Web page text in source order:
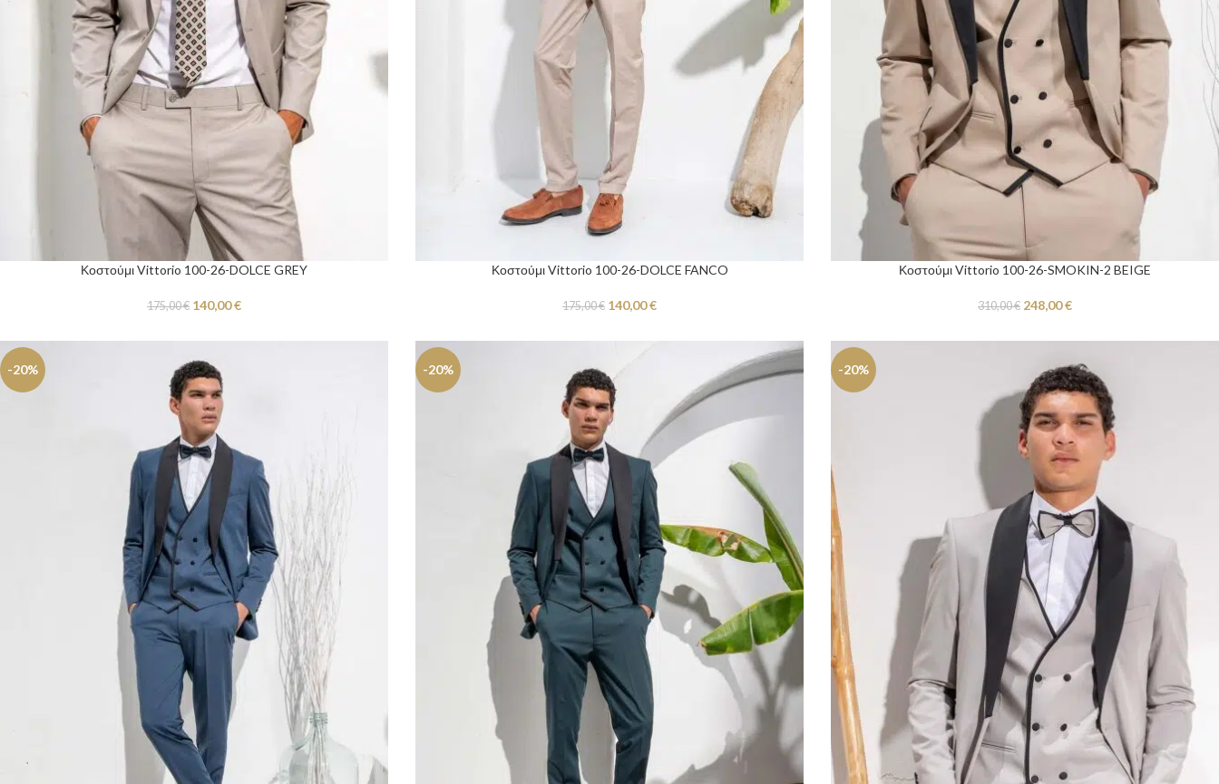
Κοστούμι Vittorio 100-26-DOLCE GREY
175,00€ 140,00€
Κοστούμι Vittorio 100-26-DOLCE FANCO
175,00€ 140,00€
Κοστούμι Vittorio 100-26-SMOKIN-2 BEIGE
310,00€ 248,00€
-20% -20% -20%